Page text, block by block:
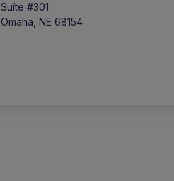
Suíte #301
Omaha, NE 68154